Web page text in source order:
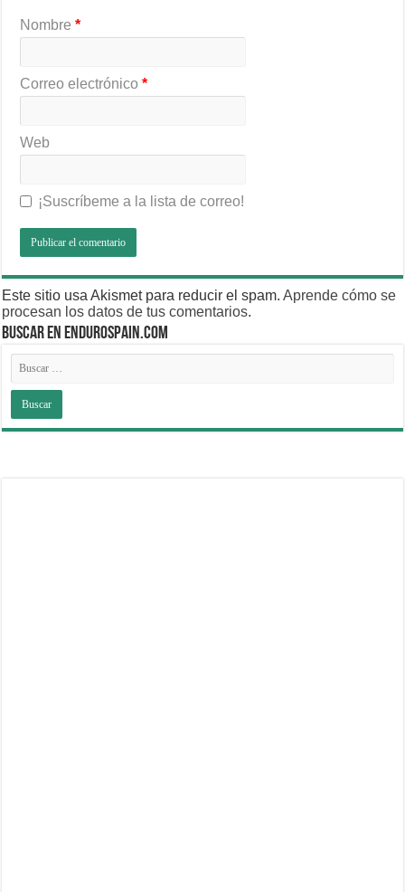
Nombre*
Correo electrónico*
Web
¡Suscríbeme a la lista de correo!
Este sitio usa Akismet para reducir el spam.Aprende cómo se
procesan los datos de tus comentarios.
BUSCAR EN ENDUROSPAIN.COM